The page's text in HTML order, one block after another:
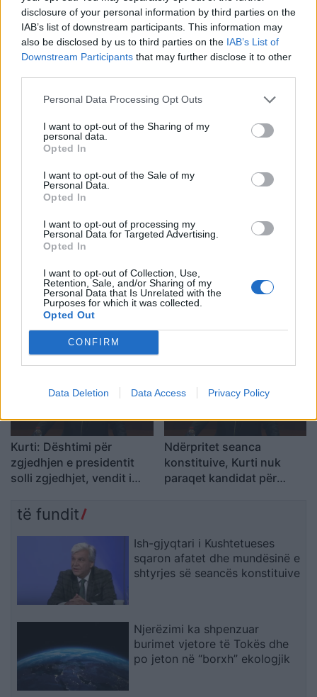
disclosure of your personal information by third parties on the
IAB’s list of downstream participants. This information may
also be disclosed by us to third parties on the IAB’s List of
Downstream Participants that may further disclose it to other
Personal Data Processing Opt Outs
I want to opt-out of the Sharing of my
personal data.
Opted In
I want to opt-out of the Sale of my
Personal Data.
Opted In
I want to opt-out of processing my
Personal Data for Targeted Advertising.
Opted In
I want to opt-out of Collection, Use,
Retention, Sale, and/or Sharing of my
Personal Data that Is Unrelated with the
Purposes for which it was collected.
Opted Out
CONFIRM
Data Deletion Data Access Privacy Policy
shtyrjes së seancës
konstituive
identifikuar të dyshuarin
për “Vjedhje të rëndë
Pas shtyrjes së seancës
konstituive, Kurti del në
konferencë në Kuvend në
Gjykata cakton një muaj
paraburgim për Egzon
Zemaj: Kalimi i afatit 30-
ditor mund ta zhysë
Kosovën në krizë
kushtetuese
Hamza kritikon shtyrjen e
seancës: LVV po tregon
Kurti: Dështimi për
zgjedhjen e presidentit
solli zgjedhjet, vendit i
Ndërpritet seanca
konstituive, Kurti nuk
paraqet kandidat për
të fundit
Ish-gjyqtari i Kushtetueses
sqaron afatet dhe mundësinë e
shtyrjes së seancës konstituive
Njerëzimi ka shpenzuar
burimet vjetore të Tokës dhe
po jeton në “borxh” ekologjik